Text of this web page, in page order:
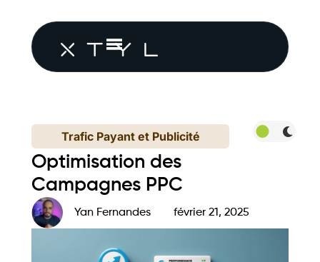
Trafic Payant et Publicité
Optimisation des
Campagnes PPC
Yan Fernandes février 21, 2025